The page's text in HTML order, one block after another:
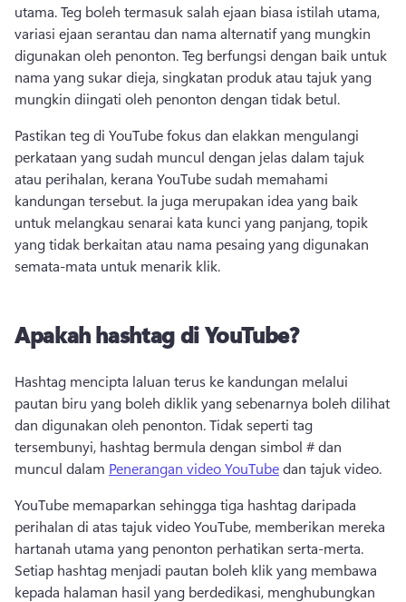
utama. Teg boleh termasuk salah ejaan biasa istilah utama,
variasi ejaan serantau dan nama alternatif yang mungkin
digunakan oleh penonton. Teg berfungsi dengan baik untuk
nama yang sukar dieja, singkatan produk atau tajuk yang
mungkin diingati oleh penonton dengan tidak betul.
Pastikan teg di YouTube fokus dan elakkan mengulangi
perkataan yang sudah muncul dengan jelas dalam tajuk
atau perihalan, kerana YouTube sudah memahami
kandungan tersebut. Ia juga merupakan idea yang baik
untuk melangkau senarai kata kunci yang panjang, topik
yang tidak berkaitan atau nama pesaing yang digunakan
semata-mata untuk menarik klik.
Apakah hashtag di YouTube?
Hashtag mencipta laluan terus ke kandungan melalui
pautan biru yang boleh diklik yang sebenarnya boleh dilihat
dan digunakan oleh penonton. Tidak seperti tag
tersembunyi, hashtag bermula dengan simbol # dan
muncul dalam Penerangan video YouTube dan tajuk video.
YouTube memaparkan sehingga tiga hashtag daripada
perihalan di atas tajuk video YouTube, memberikan mereka
hartanah utama yang penonton perhatikan serta-merta.
Setiap hashtag menjadi pautan boleh klik yang membawa
kepada halaman hasil yang berdedikasi, menghubungkan